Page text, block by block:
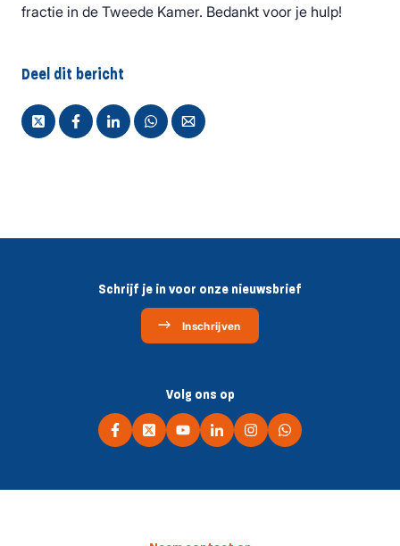
fractie in de Tweede Kamer. Bedankt voor je hulp!
Deel dit bericht
Schrijf je in voor onze nieuwsbrief
Inschrijven
Volg ons op